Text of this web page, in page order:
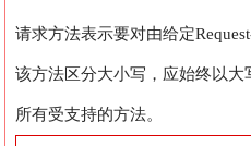
请求方法表示要对由给定
该方法区分大小写，应始终以大
所有受支持的方法。